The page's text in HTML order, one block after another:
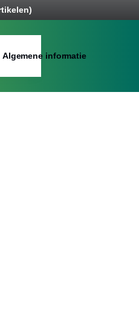
Algemene informatie